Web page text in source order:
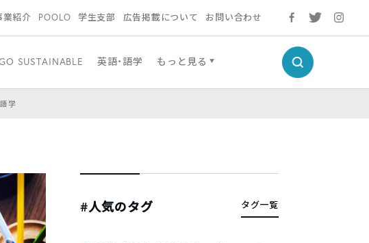
業紹介 POOLO 学生支部 広告掲載について お問い合わせ
SUSTAINABLE 英語・語学 もっと見る
学
#人気のタグ タグ一覧